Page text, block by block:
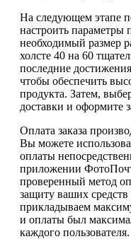
На следующем этапе
настроить параметры
необходимый размер
холсте 40 на 60
последние
чтобы обеспечить
продукта. Затем,
доставки и оформите
Оплата заказа
Вы можете
оплаты
приложении
проверенный метод
защиту ваших
прикладываем
и оплаты был
каждого пользователя.